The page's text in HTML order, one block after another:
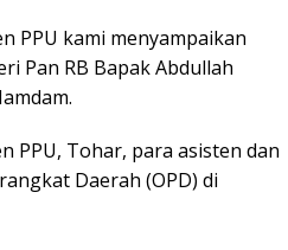
PPU kami menyampaikan
Pan RB Bapak Abdullah
PPU, Tohar, para asisten dan
Daerah (OPD) di